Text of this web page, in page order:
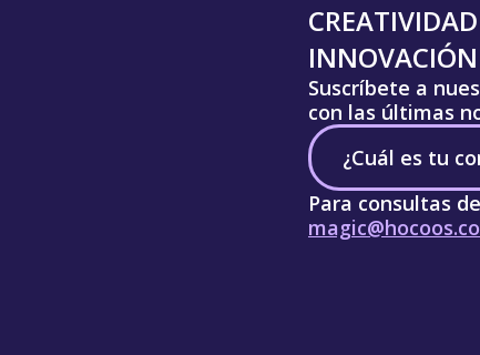
Suscríbete a
con las últimas
Para consultas